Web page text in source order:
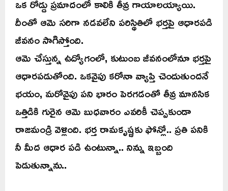
దీంతో ఆమె సరిగా నడవలేని పరిస్థితిలో భర్తపై ఆధారపడి
జీవనం సాగిస్తోంది.
ఆమె చేస్తున్న ఉద్యోగంలో, కుటుంబ జీవనంలోనూ భర్తపై
ఆధారపడుతోంది. ఒకవైపు కరోనా వ్యాప్తి చెందుతుందనే
భయం, మరోవైపు పని భారం పెరగడంతో తీవ్ర మానసిక
ఒత్తిడికి గురైన ఆమె బుధవారం ఎవరికీ చెప్పకుండా
రాజమండ్రి వెళ్లింది. భర్త రామకృష్ణకు ఫోన్లో.. ప్రతి పనికి
నీ మీద ఆధార పడి ఉంటున్నా.. నిన్ను ఇబ్బంది
పెడుతున్నాను..